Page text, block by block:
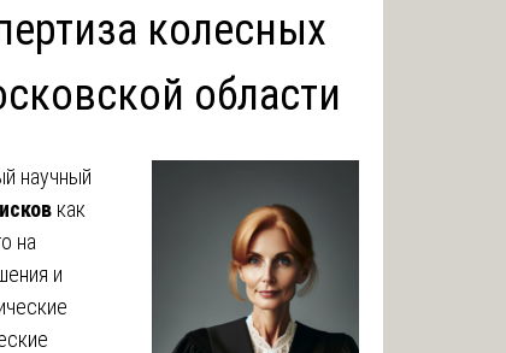
колесных
области
научный
как
на
и